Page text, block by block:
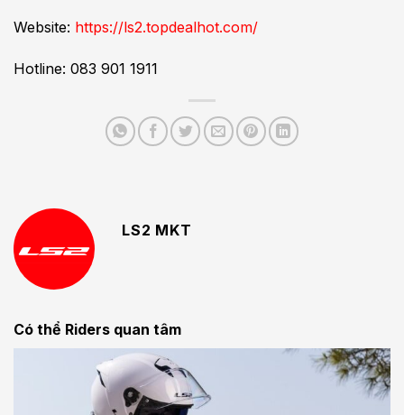
Website: https://ls2.topdealhot.com/
Hotline: 083 901 1911
LS2 MKT
Có thể Riders quan tâm